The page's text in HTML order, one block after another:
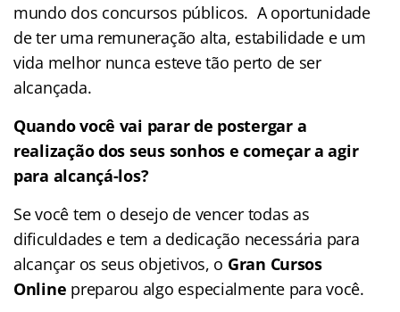
mundo dos concursos públicos. A oportunidade
de ter uma remuneração alta, estabilidade e um
vida melhor nunca esteve tão perto de ser
alcançada.
Quando você vai parar de postergar a
realização dos seus sonhos e começar a agir
para alcançá-los?
Se você tem o desejo de vencer todas as
dificuldades e tem a dedicação necessária para
alcançar os seus objetivos, o Gran Cursos
Online preparou algo especialmente para você.